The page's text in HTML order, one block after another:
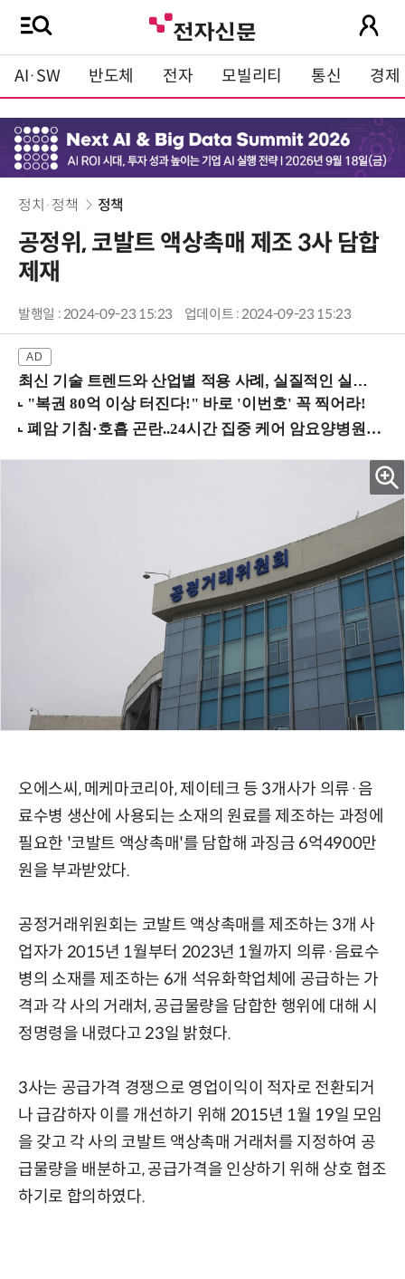
AI·SW 반도체 전자 모빌리티 통신 경제
정치·정책 정책
공정위, 코발트 액상촉매 제조 3사 담합
제재
발행일 : 2024-09-23 15:23 업데이트 : 2024-09-23 15:23
최신 기술 트렌드와 산업별 적용 사례, 실질적인 실행 전략을 공유 (9/18 양재역)
오에스씨, 메케마코리아, 제이테크 등 3개사가 의류·음
료수병 생산에 사용되는 소재의 원료를 제조하는 과정에
필요한 '코발트 액상촉매'를 담합해 과징금 6억4900만
원을 부과받았다.
공정거래위원회는 코발트 액상촉매를 제조하는 3개 사
업자가 2015년 1월부터 2023년 1월까지 의류·음료수
병의 소재를 제조하는 6개 석유화학업체에 공급하는 가
격과 각 사의 거래처, 공급물량을 담합한 행위에 대해 시
정명령을 내렸다고 23일 밝혔다.
3사는 공급가격 경쟁으로 영업이익이 적자로 전환되거
나 급감하자 이를 개선하기 위해 2015년 1월 19일 모임
을 갖고 각 사의 코발트 액상촉매 거래처를 지정하여 공
급물량을 배분하고, 공급가격을 인상하기 위해 상호 협조
하기로 합의하였다.